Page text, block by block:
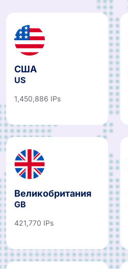
США
US
1,450,886 IPs
Великобритания
GB
421,770 IPs